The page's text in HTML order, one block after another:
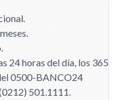
24 horas del día, los 365
0500-BANCO24
501.1111.